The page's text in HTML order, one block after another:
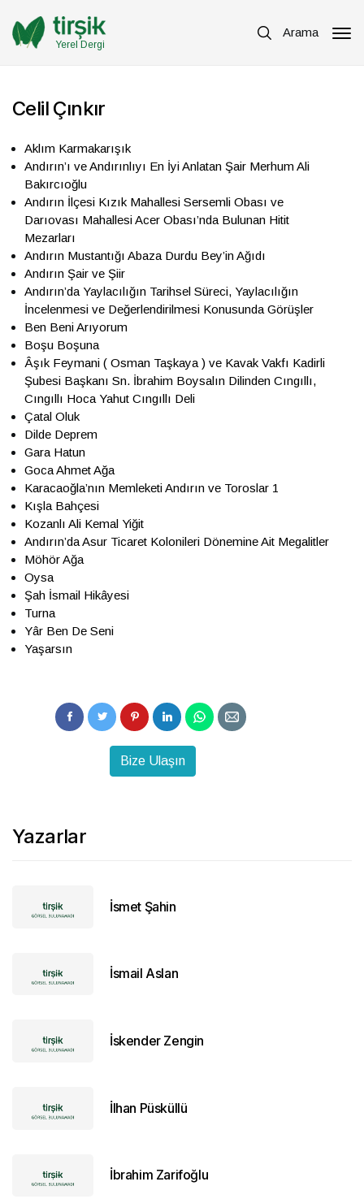
Yerel Dergi
Arama
Celil Çınkır
Aklım Karmakarışık
Andırın’ı ve Andırınlıyı En İyi Anlatan Şair Merhum Ali
Bakırcıoğlu
Andırın İlçesi Kızık Mahallesi Sersemli Obası ve
Darıovası Mahallesi Acer Obası’nda Bulunan Hitit
Mezarları
Andırın Mustantığı Abaza Durdu Bey’in Ağıdı
Andırın Şair ve Şiir
Andırın’da Yaylacılığın Tarihsel Süreci, Yaylacılığın
İncelenmesi ve Değerlendirilmesi Konusunda Görüşler
Ben Beni Arıyorum
Boşu Boşuna
Âşık Feymani ( Osman Taşkaya ) ve Kavak Vakfı Kadirli
Şubesi Başkanı Sn. İbrahim Boysalın Dilinden Cıngıllı,
Cıngıllı Hoca Yahut Cıngıllı Deli
Çatal Oluk
Dilde Deprem
Gara Hatun
Goca Ahmet Ağa
Karacaoğla’nın Memleketi Andırın ve Toroslar 1
Kışla Bahçesi
Kozanlı Ali Kemal Yiğit
Andırın’da Asur Ticaret Kolonileri Dönemine Ait Megalitler
Möhör Ağa
Oysa
Şah İsmail Hikâyesi
Turna
Yâr Ben De Seni
Yaşarsın
Bize Ulaşın
Yazarlar
İsmet Şahin
İsmail Aslan
İskender Zengin
İlhan Püsküllü
İbrahim Zarifoğlu